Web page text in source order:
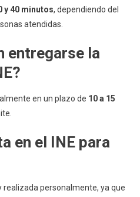
y 40 minutos, dependiendo del
atendidas.
entregarse la
en un plazo de 10 a 15
en el INE para
realizada personalmente, ya que